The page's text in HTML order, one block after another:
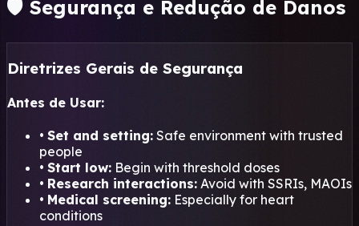
🛡️ Segurança e Redução de Danos
Diretrizes Gerais de Segurança
Antes de Usar:
• Set and setting: Safe environment with trusted
people
• Start low: Begin with threshold doses
• Research interactions: Avoid with SSRIs, MAOIs
• Medical screening: Especially for heart
conditions